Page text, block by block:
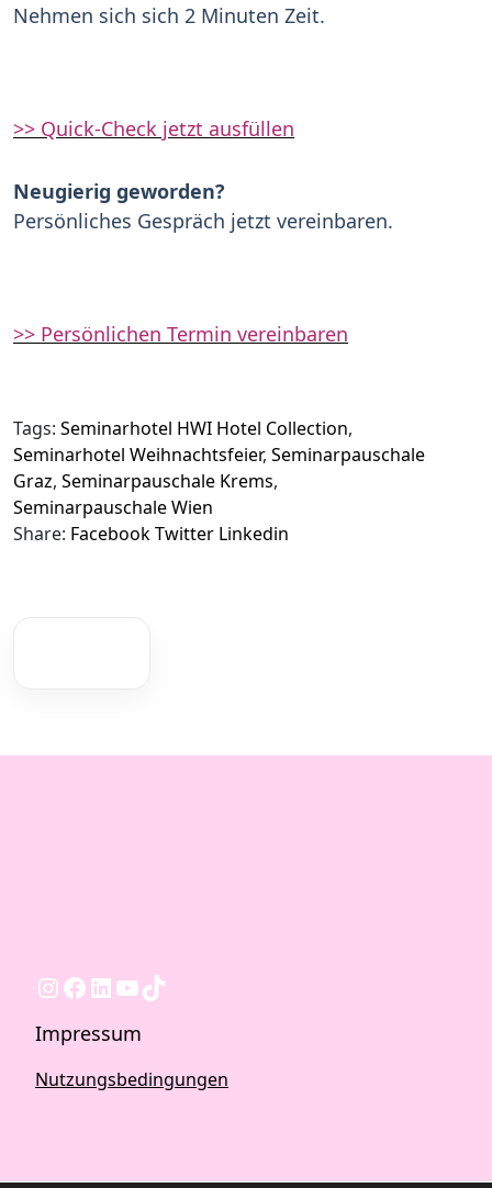
Nehmen sich sich 2 Minuten Zeit.
>> Quick-Check jetzt ausfüllen
Neugierig geworden?
Persönliches Gespräch jetzt vereinbaren.
>> Persönlichen Termin vereinbaren
Tags: Seminarhotel HWI Hotel Collection,
Seminarhotel Weihnachtsfeier, Seminarpauschale
Graz, Seminarpauschale Krems,
Seminarpauschale Wien
Share: FacebookTwitter Linkedin
Instagram
Facebook
LinkedIn
YouTube
TikTok
Impressum
Nutzungsbedingungen